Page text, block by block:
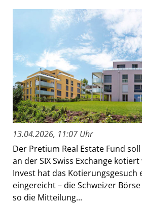
13.04.2026, 11:07 Uhr
Der Pretium Real Estate Fund
an der SIX Swiss Exchange
Invest hat das Kotierungsgesuch
eingereicht – die Schweizer
so die Mitteilung...